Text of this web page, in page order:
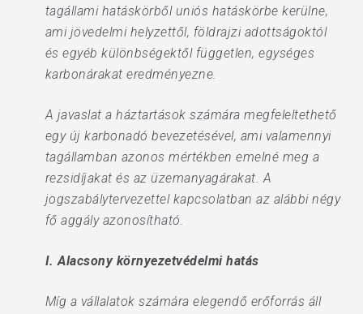
tagállami hatáskörből uniós hatáskörbe kerülne,
ami jövedelmi helyzettől, földrajzi adottságoktól
és egyéb különbségektől független, egységes
karbonárakat eredményezne.
A javaslat a háztartások számára megfeleltethető
egy új karbonadó bevezetésével, ami valamennyi
tagállamban azonos mértékben emelné meg a
rezsidíjakat és az üzemanyagárakat. A
jogszabálytervezettel kapcsolatban az alábbi négy
fő aggály azonosítható.
I. Alacsony környezetvédelmi hatás
Míg a vállalatok számára elegendő erőforrás áll